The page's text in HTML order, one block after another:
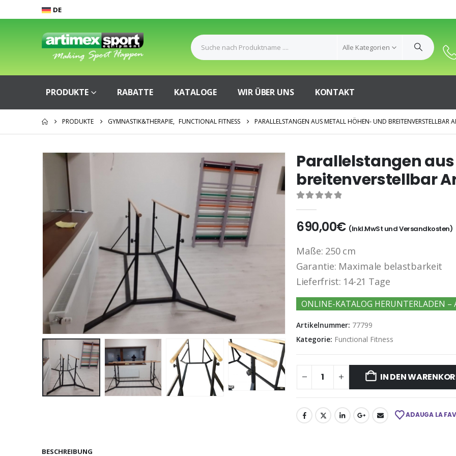
DE
Alle Kategorien
PRODUKTE RABATTE KATALOGE WIR ÜBER UNS KONTAKT
PRODUKTE GYMNASTIK&THERAPIE, FUNCTIONAL FITNESS PARALLELSTANGEN AUS METALL HÖHEN- UND BREITENVERSTELLBAR
Parallelstangen
breitenverstellbar
690,00€ (Inkl.MwSt und Versandkosten)
Maße: 250 cm
Garantie: Maximale belastbarkeit
Lieferfrist: 14-21 Tage
ONLINE-KATALOG HERUNTERLADEN –
Artikelnummer: 77799
Kategorie: Functional Fitness
IN DEN
ADAUGA LA
BESCHREIBUNG